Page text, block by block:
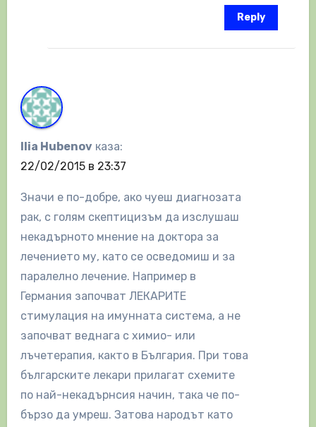
Reply
Ilia Hubenov каза:
22/02/2015 в 23:37
Значи е по-добре, ако чуеш диагнозата
рак, с голям скептицизъм да изслушаш
некадърното мнение на доктора за
лечението му, като се осведомиш и за
паралелно лечение. Например в
Германия започват ЛЕКАРИТЕ
стимулация на имунната система, а не
започват веднага с химио- или
лъчетерапия, както в България. При това
българските лекари прилагат схемите
по най-некадърнсия начин, така че по-
бързо да умреш. Затова народът като